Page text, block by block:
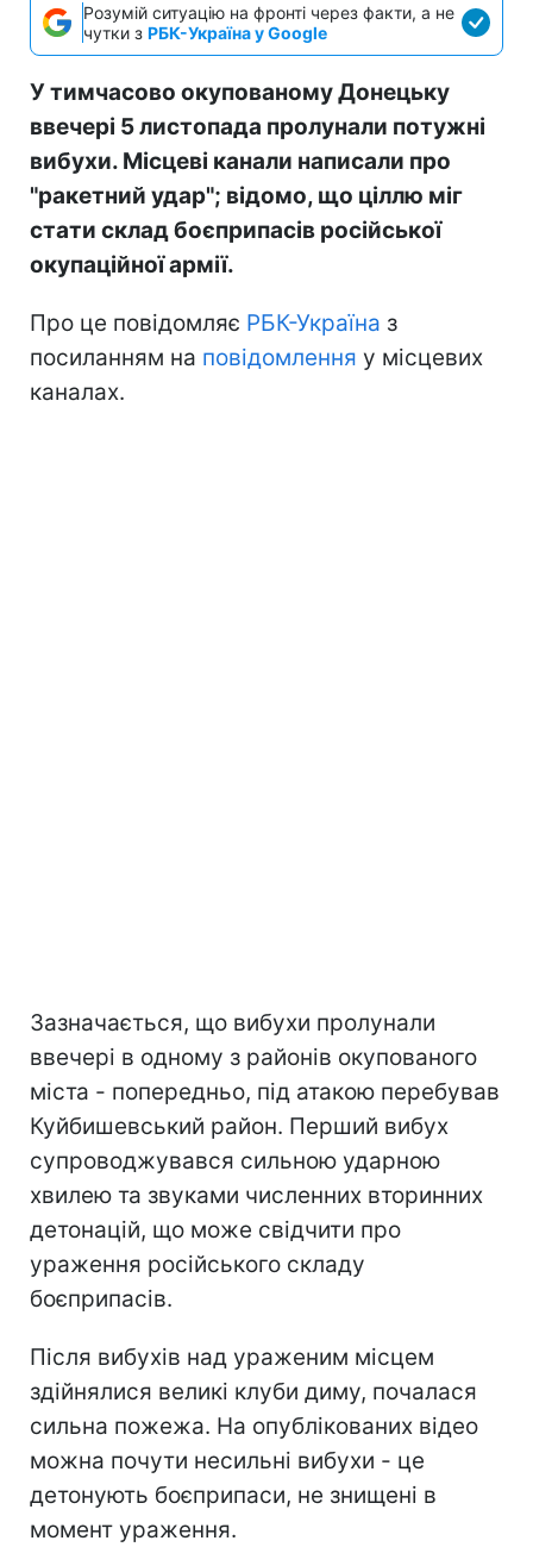
Розумій ситуацію на фронті через факти, а не
чутки з РБК-Україна у Google
У тимчасово окупованому Донецьку
ввечері 5 листопада пролунали потужні
вибухи. Місцеві канали написали про
"ракетний удар"; відомо, що ціллю міг
стати склад боєприпасів російської
окупаційної армії.
Про це повідомляє РБК-Україна з
посиланням на повідомлення у місцевих
каналах.
Зазначається, що вибухи пролунали
ввечері в одному з районів окупованого
міста - попередньо, під атакою перебував
Куйбишевський район. Перший вибух
супроводжувався сильною ударною
хвилею та звуками численних вторинних
детонацій, що може свідчити про
ураження російського складу
боєприпасів.
Після вибухів над ураженим місцем
здійнялися великі клуби диму, почалася
сильна пожежа. На опублікованих відео
можна почути несильні вибухи - це
детонують боєприпаси, не знищені в
момент ураження.